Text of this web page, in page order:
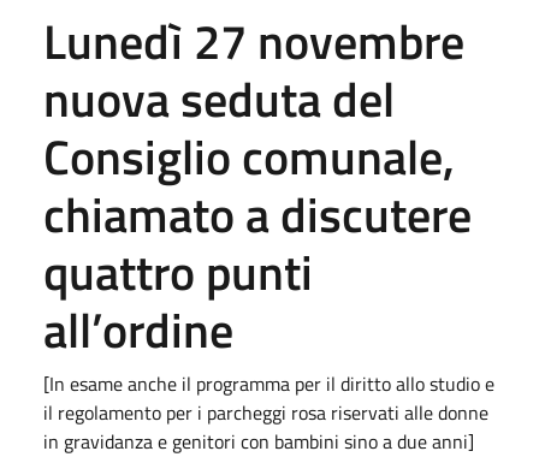
Lunedì 27 novembre
nuova seduta del
Consiglio comunale,
chiamato a discutere
quattro punti
all’ordine
[In esame anche il programma per il diritto allo studio e
il regolamento per i parcheggi rosa riservati alle donne
in gravidanza e genitori con bambini sino a due anni]